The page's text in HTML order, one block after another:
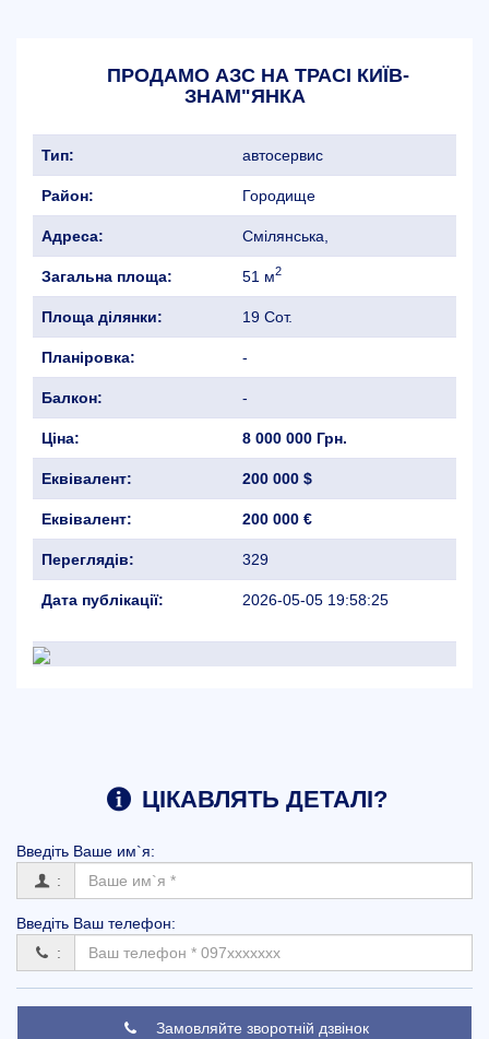
ПРОДАМО АЗС НА ТРАСІ КИЇВ-
ЗНАМ"ЯНКА
Тип: автосервис
Район: Городище
Адреса: Смілянська,
Загальна площа: 51 м2
Площа ділянки: 19 Сот.
Планіровка: -
Балкон: -
Ціна: 8 000 000 Грн.
Еквівалент: 200 000 $
Еквівалент: 200 000 €
Переглядів: 329
Дата публікації: 2026-05-05 19:58:25
ЦІКАВЛЯТЬ ДЕТАЛІ?
Введіть Вашe им`я:
:
Введіть Ваш телефон:
:
Замовляйте зворотній дзвінок